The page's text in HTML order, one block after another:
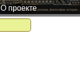
О проекте